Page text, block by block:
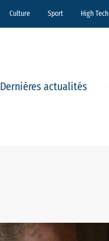
Culture Sport High Tech
Dernières actualités